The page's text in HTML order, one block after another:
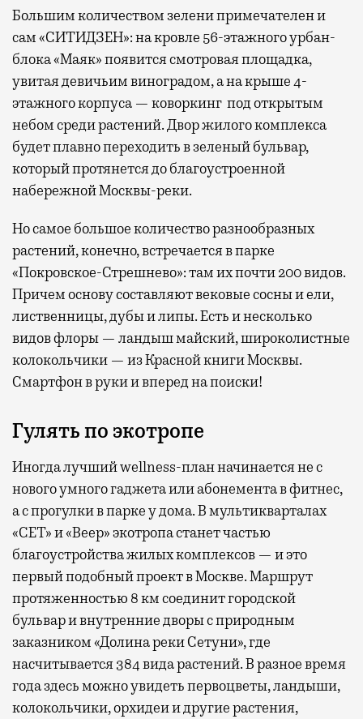
Большим количеством зелени примечателен и
сам «СИТИДЗЕН»: на кровле 56-этажного урбан-
блока «Маяк» появится смотровая площадка,
увитая девичьим виноградом, а на крыше 4-
этажного корпуса — коворкинг под открытым
небом среди растений. Двор жилого комплекса
будет плавно переходить в зеленый бульвар,
который протянется до благоустроенной
набережной Москвы-реки.
Но самое большое количество разнообразных
растений, конечно, встречается в парке
«Покровское-Стрешнево»: там ихпочти 200 видов.
Причем основу составляют вековые сосны и ели,
лиственницы, дубы и липы. Есть и несколько
видов флоры — ландыш майский, широколистные
колокольчики — из Красной книги Москвы.
Смартфон в руки и вперед на поиски!
Гулять по экотропе
Иногда лучший wellness-план начинается не с
нового умного гаджета или абонемента в фитнес,
а с прогулки в парке у дома. В мультикварталах
«СЕТ» и «Веер» экотропа станет частью
благоустройства жилых комплексов — и это
первый подобный проект в Москве. Маршрут
протяженностью 8 км соединит городской
бульвар и внутренние дворы с природным
заказником «Долина реки Сетуни», где
насчитывается 384 вида растений. В разное время
года здесь можно увидеть первоцветы, ландыши,
колокольчики, орхидеи и другие растения,